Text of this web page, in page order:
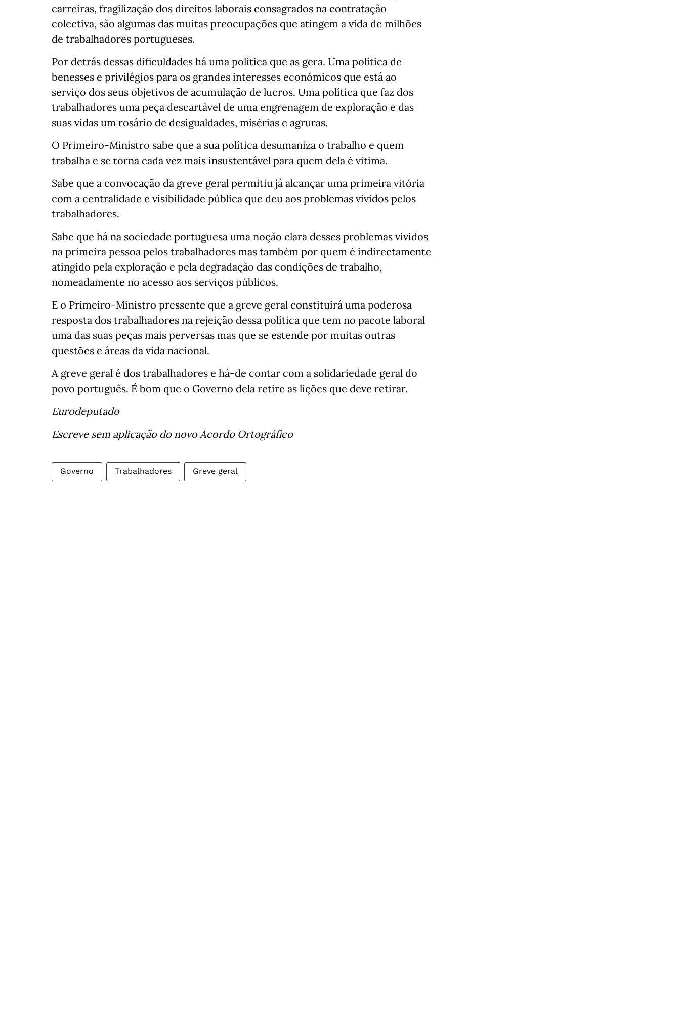
carreiras, fragilização dos direitos laborais consagrados na contratação
colectiva, são algumas das muitas preocupações que atingem a vida de milhões
de trabalhadores portugueses.
Por detrás dessas dificuldades há uma política que as gera. Uma política de
benesses e privilégios para os grandes interesses económicos que está ao
serviço dos seus objetivos de acumulação de lucros. Uma política que faz dos
trabalhadores uma peça descartável de uma engrenagem de exploração e das
suas vidas um rosário de desigualdades, misérias e agruras.
O Primeiro-Ministro sabe que a sua política desumaniza o trabalho e quem
trabalha e se torna cada vez mais insustentável para quem dela é vítima.
Sabe que a convocação da greve geral permitiu já alcançar uma primeira vitória
com a centralidade e visibilidade pública que deu aos problemas vividos pelos
trabalhadores.
Sabe que há na sociedade portuguesa uma noção clara desses problemas vividos
na primeira pessoa pelos trabalhadores mas também por quem é indirectamente
atingido pela exploração e pela degradação das condições de trabalho,
nomeadamente no acesso aos serviços públicos.
E o Primeiro-Ministro pressente que a greve geral constituirá uma poderosa
resposta dos trabalhadores na rejeição dessa política que tem no pacote laboral
uma das suas peças mais perversas mas que se estende por muitas outras
questões e áreas da vida nacional.
A greve geral é dos trabalhadores e há-de contar com a solidariedade geral do
povo português. É bom que o Governo dela retire as lições que deve retirar.
Eurodeputado
Escreve sem aplicação do novo Acordo Ortográfico
Governo Trabalhadores Greve geral